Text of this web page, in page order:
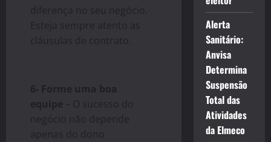
diferença no seu negócio.
Esteja sempre atento as
cláusulas de contrato.
6- Forme uma boa
equipe – O sucesso do
negócio não depende
apenas do dono
Alerta
Sanitário:
Anvisa
Determina
Suspensão
Total das
Atividades
da Elmeco